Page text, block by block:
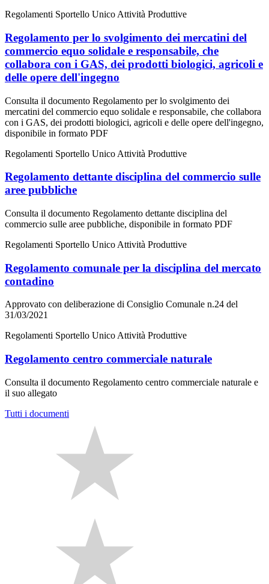
Regolamenti Sportello Unico Attività Produttive
Regolamento per lo svolgimento dei mercatini del
commercio equo solidale e responsabile, che
collabora con i GAS, dei prodotti biologici, agricoli e
delle opere dell'ingegno
Consulta il documento Regolamento per lo svolgimento dei
mercatini del commercio equo solidale e responsabile, che collabora
con i GAS, dei prodotti biologici, agricoli e delle opere dell'ingegno,
disponibile in formato PDF
Regolamenti Sportello Unico Attività Produttive
Regolamento dettante disciplina del commercio sulle
aree pubbliche
Consulta il documento Regolamento dettante disciplina del
commercio sulle aree pubbliche, disponibile in formato PDF
Regolamenti Sportello Unico Attività Produttive
Regolamento comunale per la disciplina del mercato
contadino
Approvato con deliberazione di Consiglio Comunale n.24 del
31/03/2021
Regolamenti Sportello Unico Attività Produttive
Regolamento centro commerciale naturale
Consulta il documento Regolamento centro commerciale naturale e
il suo allegato
Tutti i documenti